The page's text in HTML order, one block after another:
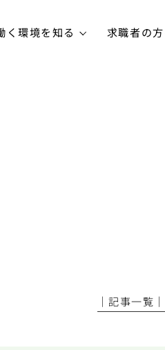
く環境を知る 求職者の
│記事一覧│